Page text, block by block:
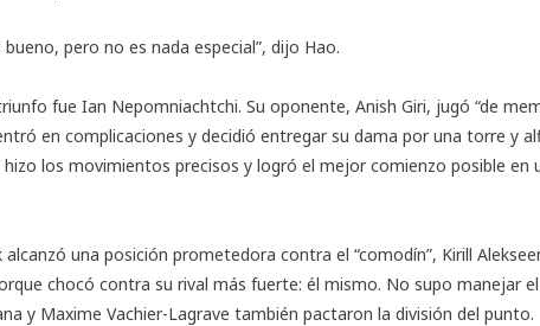
pero no es nada especial”, dijo Hao.
fue Ian Nepomniachtchi. Su oponente, Anish Giri, jugó “de
en complicaciones y decidió entregar su dama por una torre y
los movimientos precisos y logró el mejor comienzo posible en
una posición prometedora contra el “comodín”, Kirill
chocó contra su rival más fuerte: él mismo. No supo manejar
y Maxime Vachier-Lagrave también pactaron la división del punto.